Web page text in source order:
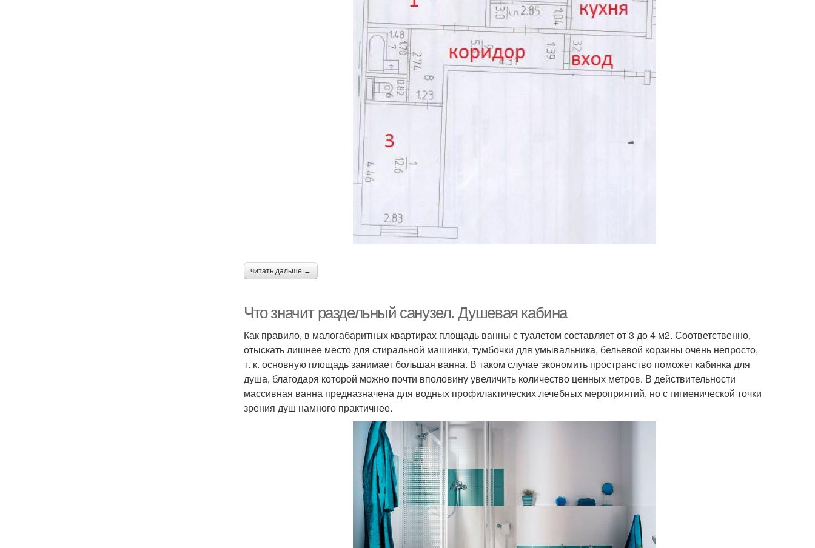
читать дальше →
Что значит раздельный санузел. Душевая кабина
Как правило, в малогабаритных квартирах площадь ванны с туалетом составляет от 3 до 4 м2. Соответственно,
отыскать лишнее место для стиральной машинки, тумбочки для умывальника, бельевой корзины очень непросто,
т. к. основную площадь занимает большая ванна. В таком случае экономить пространство поможет кабинка для
душа, благодаря которой можно почти вполовину увеличить количество ценных метров. В действительности
массивная ванна предназначена для водных профилактических лечебных мероприятий, но с гигиенической точки
зрения душ намного практичнее.